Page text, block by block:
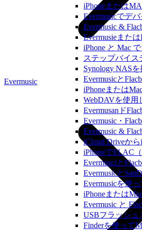
iPhoneまたは
Evermusicでデ
Evermusic &
Evermusieまた
iPhone と Mac
ステップバイス
Synology NAS
Evermusicと
iPhoneまたは
WebDAVを使用
Evermusanド
Evermusic・
Evermusic &
iCloud Driveか
iPhoneでFLAC
Evermusciと
Evermusicと
Evermusicを使
iPhoneまたは
Evermusic と
USBフラッシュ
Finderを使って
Evermusic